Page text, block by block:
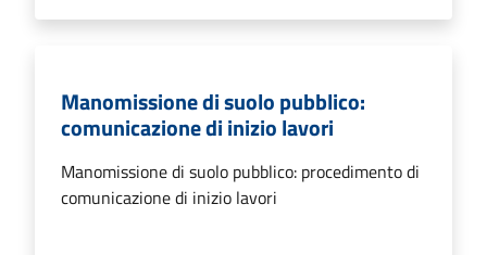
Manomissione di suolo pubblico:
comunicazione di inizio lavori
Manomissione di suolo pubblico: procedimento di
comunicazione di inizio lavori